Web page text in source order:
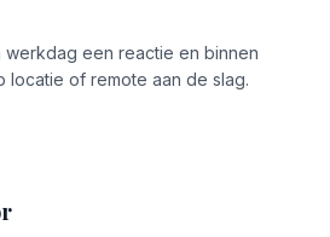
een reactie en binnen
locatie of remote aan de slag.